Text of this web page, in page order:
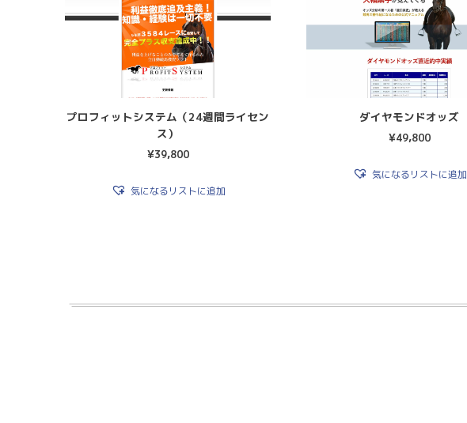
プロフィットシステム（24週間ライセン
ス）
¥39,800
気になるリストに追加
ダイヤモンドオッズ
¥49,800
気になるリストに追加